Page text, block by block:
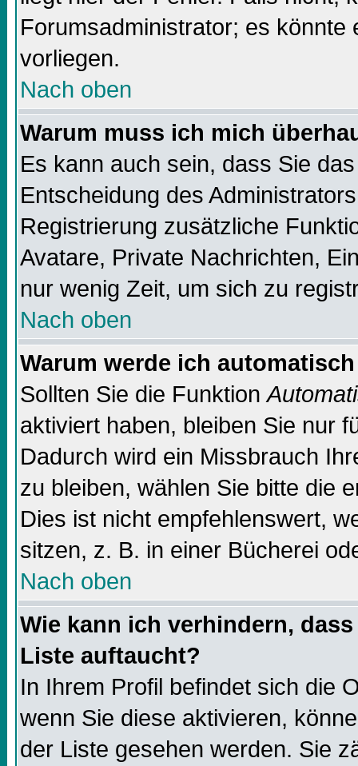
Forumsadministrator; es
vorliegen.
Nach oben
Warum muss ich mich
Es kann auch sein, dass Sie
Entscheidung des
Registrierung zusätzliche
Avatare, Private Nachrichten,
nur wenig Zeit, um sich zu
Nach oben
Warum werde ich
Sollten Sie die Funktion
aktiviert haben, bleiben Sie nur
Dadurch wird ein Missbrauch
zu bleiben, wählen Sie bitte die
Dies ist nicht empfehlenswert,
sitzen, z. B. in einer Bücherei
Nach oben
Wie kann ich verhindern,
Liste auftaucht?
In Ihrem Profil befindet sich die
wenn Sie diese aktivieren,
der Liste gesehen werden. Sie